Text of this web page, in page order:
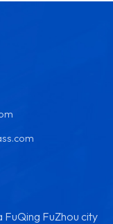
FuQing FuZhou city